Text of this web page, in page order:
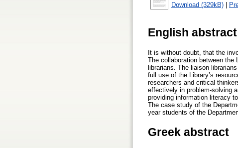
Download (329kB) |
English abstract
It is without doubt, that the
The collaboration between
librarians. The liaison
full use of the Library’s
researchers and critical
effectively in problem-solving
providing information literacy
The case study of the
year students of the
Greek abstract